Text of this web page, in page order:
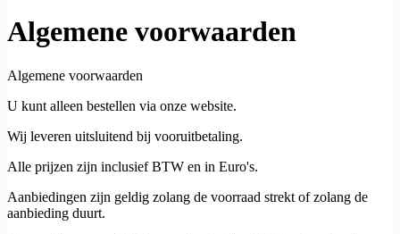
Algemene voorwaarden
Algemene voorwaarden
U kunt alleen bestellen via onze website.
Wij leveren uitsluitend bij vooruitbetaling.
Alle prijzen zijn inclusief BTW en in Euro's.
Aanbiedingen zijn geldig zolang de voorraad strekt of zolang de
aanbieding duurt.